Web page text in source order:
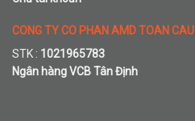
CONG TY CO PHAN AMD TOAN CAU
STK : 1021965783
Ngân hàng VCB Tân Định